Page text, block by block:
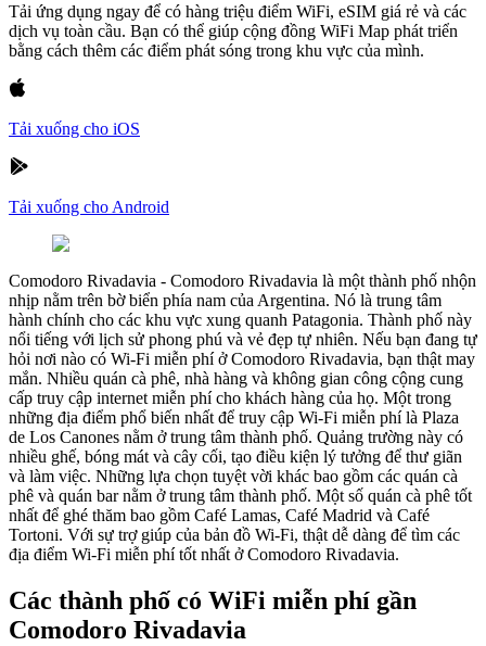
Tải ứng dụng ngay để có hàng triệu điểm WiFi, eSIM giá rẻ và các
dịch vụ toàn cầu. Bạn có thể giúp cộng đồng WiFi Map phát triển
bằng cách thêm các điểm phát sóng trong khu vực của mình.
Tải xuống cho iOS
Tải xuống cho Android
Comodoro Rivadavia - Comodoro Rivadavia là một thành phố nhộn
nhịp nằm trên bờ biển phía nam của Argentina. Nó là trung tâm
hành chính cho các khu vực xung quanh Patagonia. Thành phố này
nổi tiếng với lịch sử phong phú và vẻ đẹp tự nhiên. Nếu bạn đang tự
hỏi nơi nào có Wi-Fi miễn phí ở Comodoro Rivadavia, bạn thật may
mắn. Nhiều quán cà phê, nhà hàng và không gian công cộng cung
cấp truy cập internet miễn phí cho khách hàng của họ. Một trong
những địa điểm phổ biến nhất để truy cập Wi-Fi miễn phí là Plaza
de Los Canones nằm ở trung tâm thành phố. Quảng trường này có
nhiều ghế, bóng mát và cây cối, tạo điều kiện lý tưởng để thư giãn
và làm việc. Những lựa chọn tuyệt vời khác bao gồm các quán cà
phê và quán bar nằm ở trung tâm thành phố. Một số quán cà phê tốt
nhất để ghé thăm bao gồm Café Lamas, Café Madrid và Café
Tortoni. Với sự trợ giúp của bản đồ Wi-Fi, thật dễ dàng để tìm các
địa điểm Wi-Fi miễn phí tốt nhất ở Comodoro Rivadavia.
Các thành phố có WiFi miễn phí gần
Comodoro Rivadavia